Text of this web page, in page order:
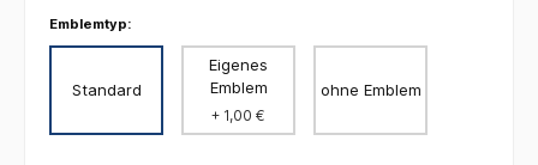
Emblemtyp:
Standard
Eigenes
Emblem
+ 1,00 €
ohne Emblem